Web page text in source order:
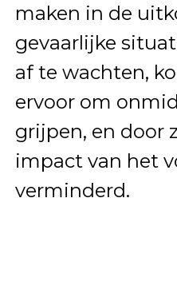
maken in de
gevaarlijke
af te wachten,
ervoor om
grijpen, en door
impact van het
verminderd.